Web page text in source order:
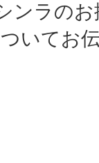
ンラの
いてお